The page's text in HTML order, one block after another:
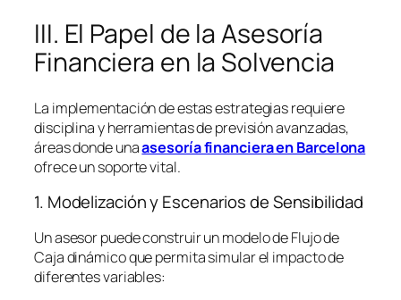
III. El Papel de la Asesoría
Financiera en la Solvencia
La implementación de estas estrategias requiere
disciplina y herramientas de previsión avanzadas,
áreas donde unaasesoría financiera en Barcelona
ofrece un soporte vital.
1. Modelización y Escenarios de Sensibilidad
Un asesor puede construir un modelo de Flujo de
Caja dinámico que permita simular el impacto de
diferentes variables: